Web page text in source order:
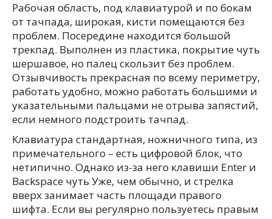
Рабочая область, под клавиатурой и по бокам
от тачпада, широкая, кисти помещаются без
проблем. Посередине находится большой
трекпад. Выполнен из пластика, покрытие чуть
шершавое, но палец скользит без проблем.
Отзывчивость прекрасная по всему периметру,
работать удобно, можно работать большими и
указательными пальцами не отрыва запястий,
если немного подстроить тачпад.
Клавиатура стандартная, ножничного типа, из
примечательного – есть цифровой блок, что
нетипично. Однако из-за него клавиши Enter и
Backspace чуть Уже, чем обычно, и стрелка
вверх занимает часть площади правого
шифта. Если вы регулярно пользуетесь правым